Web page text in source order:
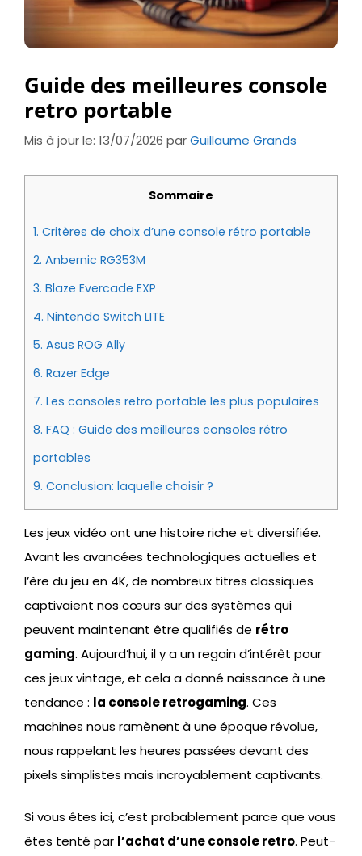
Guide des meilleures console
retro portable
Mis à jour le: 13/07/2026 parGuillaume Grands
Sommaire
1. Critères de choix d’une console rétro portable
2. Anbernic RG353M
3. Blaze Evercade EXP
4. Nintendo Switch LITE
5. Asus ROG Ally
6. Razer Edge
7. Les consoles retro portable les plus populaires
8. FAQ : Guide des meilleures consoles rétro
portables
9. Conclusion: laquelle choisir ?
Les jeux vidéo ont une histoire riche et diversifiée.
Avant les avancées technologiques actuelles et
l’ère du jeu en 4K, de nombreux titres classiques
captivaient nos cœurs sur des systèmes qui
peuvent maintenant être qualifiés de rétro
gaming. Aujourd’hui, il y a un regain d’intérêt pour
ces jeux vintage, et cela a donné naissance à une
tendance : la console retrogaming. Ces
machines nous ramènent à une époque révolue,
nous rappelant les heures passées devant des
pixels simplistes mais incroyablement captivants.
Si vous êtes ici, c’est probablement parce que vous
êtes tenté par l’achat d’une console retro. Peut-